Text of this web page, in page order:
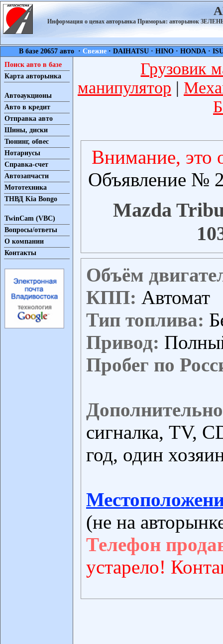
Информация о ценах авторынка Приморья: авторынок
В базе 20657 авто ·Свежие ·DAIHATSU ·HINO ·HONDA ·
Поиск авто в базе
Карта авторынка
Автоаукционы
Авто в кредит
Отправка авто
Шины, диски
Тюнинг, обвес
Нотариусы
Справка-счет
Автозапчасти
Мототехника
ТНВД Kia Bongo
TwinCam (VBC)
Вопросы/ответы
О компании
Контакты
Грузовик
манипулятор |
Внимание, это
Объявление №
Mazda
Объём
КПП: Автомат
Тип топлива:
Привод:
Пробег по
сигналка, TV,
год, один
(не на
Телефон
устарело!